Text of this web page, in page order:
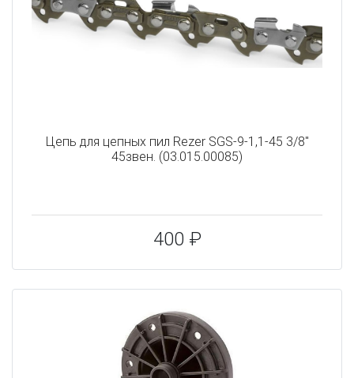
Цепь для цепных пил Rezer SGS-9-1,1-45 3/8"
45звен. (03.015.00085)
400 ₽